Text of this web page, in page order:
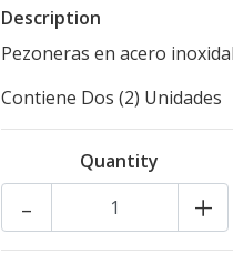
Description
Pezoneras en acero
Contiene Dos (2) Unidades
Quantity
+
-